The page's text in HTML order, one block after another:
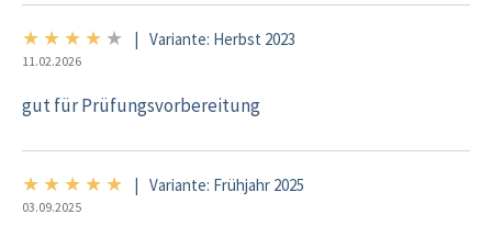
★ ★ ★ ★ ★ 4/5| Variante: Herbst 2023
11.02.2026
gut für Prüfungsvorbereitung
★ ★ ★ ★ ★ 5/5| Variante: Frühjahr 2025
03.09.2025